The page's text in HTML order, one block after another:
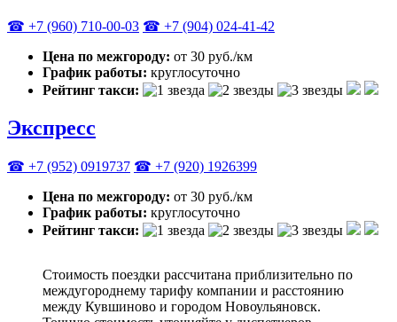
☎ +7 (960) 710-00-03 ☎ +7 (904) 024-41-42
Цена по межгороду: от 30 руб./км
График работы: круглосуточно
Рейтинг такси:
Экспресс
☎ +7 (952) 0919737 ☎ +7 (920) 1926399
Цена по межгороду: от 30 руб./км
График работы: круглосуточно
Рейтинг такси:
Стоимость поездки рассчитана приблизительно по
междугороднему тарифу компании и расстоянию
между Кувшиново и городом Новоульяновск.